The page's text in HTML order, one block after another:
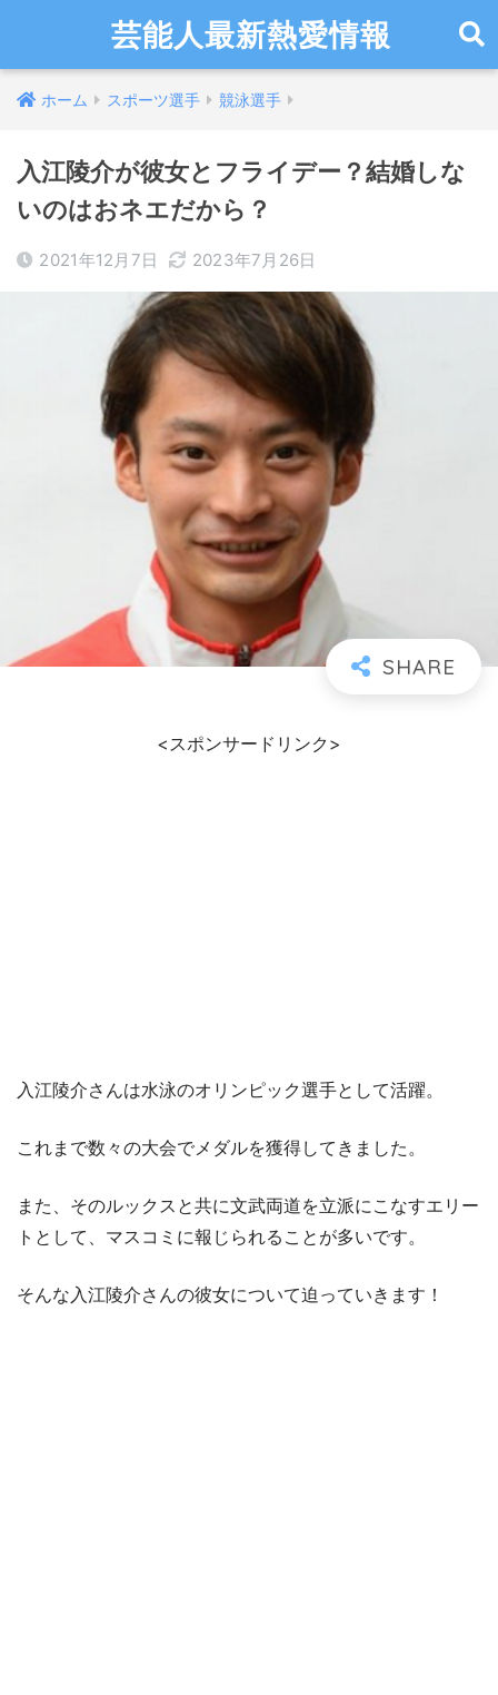
芸能人最新熱愛情報
ホーム スポーツ選手 競泳選手
入江陵介が彼女とフライデー？結婚しな
いのはおネエだから？
2021年12月7日 2023年7月26日
<スポンサードリンク>
入江陵介さんは水泳のオリンピック選手として活躍。
これまで数々の大会でメダルを獲得してきました。
また、そのルックスと共に文武両道を立派にこなすエリー
トとして、マスコミに報じられることが多いです。
そんな入江陵介さんの彼女について迫っていきます！